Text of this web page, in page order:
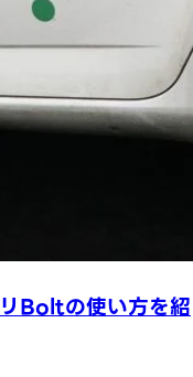
Boltの使い方を紹